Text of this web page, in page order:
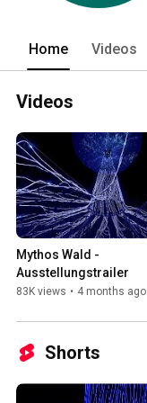
Home Videos
Videos
Mythos Wald -
Ausstellungstrailer
83K views • 4 months ago
Shorts